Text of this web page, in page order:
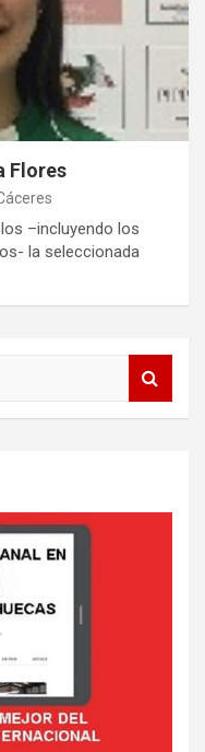
Flores
–incluyendo los
la seleccionada